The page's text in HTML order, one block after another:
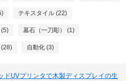
テキスタイル (22)
(5) 墓石（一刀彫） (1)
(28) 自動化 (3)
ドUVプリンタで木製ディスプレイの生